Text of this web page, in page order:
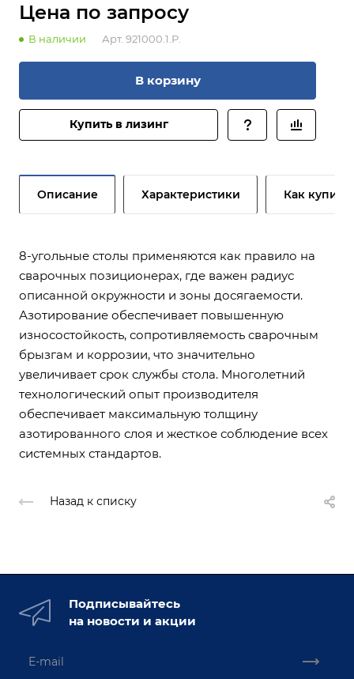
Цена по запросу
В наличии Арт. 921000.1.P.
В корзину
Купить в лизинг
Описание Характеристики Как купить
8-угольные столы применяются как правило на
сварочных позиционерах, где важен радиус
описанной окружности и зоны досягаемости.
Азотирование обеспечивает повышенную
износостойкость, сопротивляемость сварочным
брызгам и коррозии, что значительно
увеличивает срок службы стола. Многолетний
технологический опыт производителя
обеспечивает максимальную толщину
азотированного слоя и жесткое соблюдение всех
системных стандартов.
Назад к списку
Подписывайтесь
на новости и акции